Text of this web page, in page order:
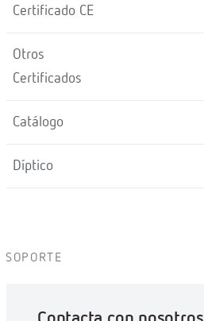
Certificado CE
Otros
Certificados
Catálogo
Díptico
SOPORTE